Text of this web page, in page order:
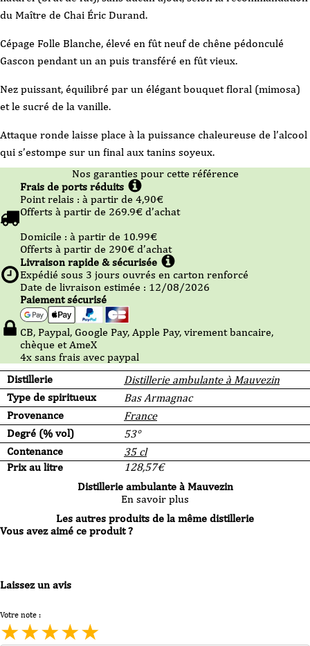
du Maître de Chai Éric Durand.
Cépage Folle Blanche, élevé en fût neuf de chêne pédonculé
Gascon pendant un an puis transféré en fût vieux.
Nez puissant, équilibré par un élégant bouquet floral (mimosa)
et le sucré de la vanille.
Attaque ronde laisse place à la puissance chaleureuse de l’alcool
qui s’estompe sur un final aux tanins soyeux.
Distillerie
Distillerie ambulante à Mauvezin
Type de spiritueux
Bas Armagnac
Provenance
France
Degré (% vol)
53°
Contenance
35 cl
Prix au litre
128,57€
Nos garanties pour cette référence
Frais de ports réduits
Point relais : à partir de 4,90€
Offerts à partir de 269.9€ d’achat
Domicile : à partir de 10.99€
Offerts à partir de 290€ d’achat
Livraison rapide & sécurisée
Expédié sous 3 jours ouvrés en carton renforcé
Date de livraison estimée : 12/08/2026
Paiement sécurisé
CB, Paypal, Google Pay, Apple Pay, virement bancaire,
chèque et AmeX
4x sans frais avec paypal
Distillerie ambulante à Mauvezin
En savoir plus
Les autres produits de la même distillerie
Vous avez aimé ce produit ?
Laissez un avis
Votre note :
★★★★★